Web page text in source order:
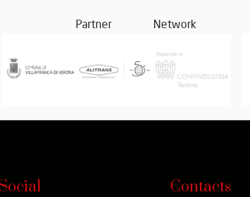
Partner Network
Contacts